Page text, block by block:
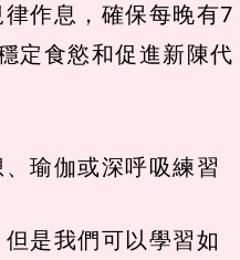
作息，確保每晚有7
定食慾和促進新陳代
瑜伽或深呼吸練習
是我們可以學習如